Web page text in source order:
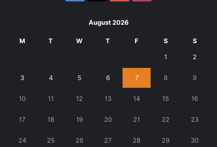
August 2026
M T W T F S S
1 2
3 4 5 6 7 8 9
10 11 12 13 14 15 16
17 18 19 20 21 22 23
24 25 26 27 28 29 30